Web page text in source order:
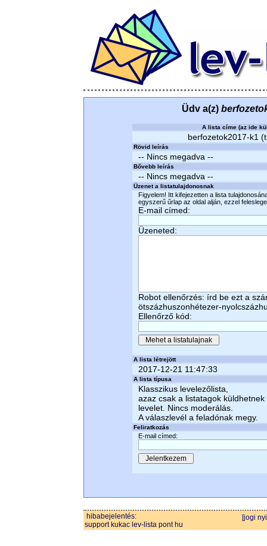
Üdv a(z)
A lista címe (az ide
berfozetok2017-k1
Rövid leírás
-- Nincs megadva --
Bővebb leírás
-- Nincs megadva --
Üzenet a listatulajdonosnak
Figyelem! Itt kifejezetten a lista
egyszerű űrlap az oldal alján, ezzel
E-mail címed:
Üzeneted:
Robot ellenőrzés: írd be ezt a
ötszázhuszonhétezer-
Ellenőrző kód:
A lista létrejött
2017-12-21 11:47:33
A lista típusa
Klasszikus levelezőlista,
azaz csak a listatagok küldhetnek
levelet. Nincs moderálás.
A válaszlevél a feladónak megy.
Feliratkozás
E-mail címed:
hibabejelentés:
support kukac lev-lista pont hu
[jogi